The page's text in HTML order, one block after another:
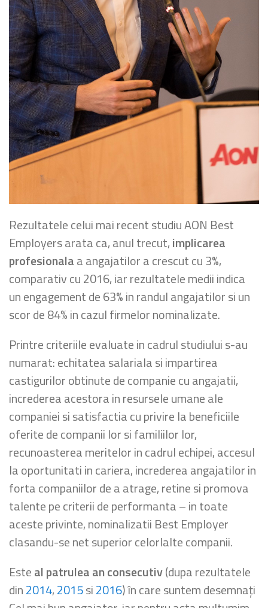
Rezultatele celui mai recent studiu AON Best
Employers arata ca, anul trecut,implicarea
profesionalaa angajatilor a crescut cu 3%,
comparativ cu 2016, iar rezultatele medii indica
un engagement de 63% in randul angajatilor si un
scor de 84% in cazul firmelor nominalizate.
Printre criteriile evaluate in cadrul studiului s-au
numarat: echitatea salariala si impartirea
castigurilor obtinute de companie cu angajatii,
increderea acestora in resursele umane ale
companiei si satisfactia cu privire la beneficiile
oferite de companii lor si familiilor lor,
recunoasterea meritelor in cadrul echipei, accesul
la oportunitati in cariera, increderea angajatilor in
forta companiilor de a atrage, retine si promova
talente pe criterii de performanta – in toate
aceste privinte, nominalizatii Best Employer
clasandu-se net superior celorlalte companii.
Esteal patrulea an consecutiv(dupa rezultatele
din2014,2015si2016) în care suntem desemnați